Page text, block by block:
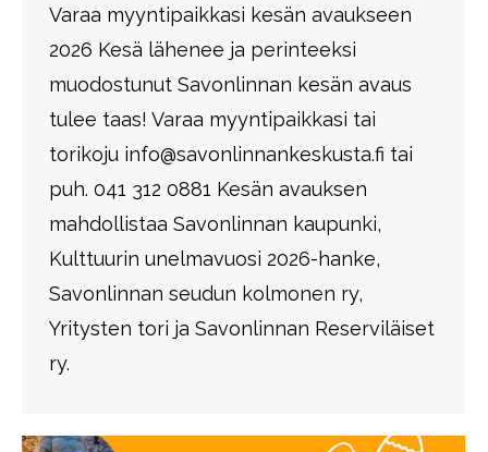
Varaa myyntipaikkasi kesän avaukseen
2026 Kesä lähenee ja perinteeksi
muodostunut Savonlinnan kesän avaus
tulee taas! Varaa myyntipaikkasi tai
torikoju info@savonlinnankeskusta.fi tai
puh. 041 312 0881 Kesän avauksen
mahdollistaa Savonlinnan kaupunki,
Kulttuurin unelmavuosi 2026-hanke,
Savonlinnan seudun kolmonen ry,
Yritysten tori ja Savonlinnan Reserviläiset
ry.